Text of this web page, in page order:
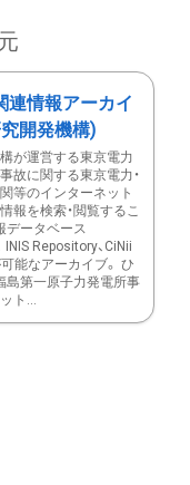
連情報アーカイ
開発機構)
が運営する東京電力
故に関する東京電力・
関等のインターネット
報を検索・閲覧するこ
データベース
INIS Repository、CiNii
能なアーカイブ。 ひ
島第一原子力発電所事
ト...